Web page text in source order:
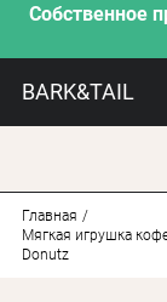
Собственное
BARK&TAIL
Главная
Мягкая игрушка
Donutz